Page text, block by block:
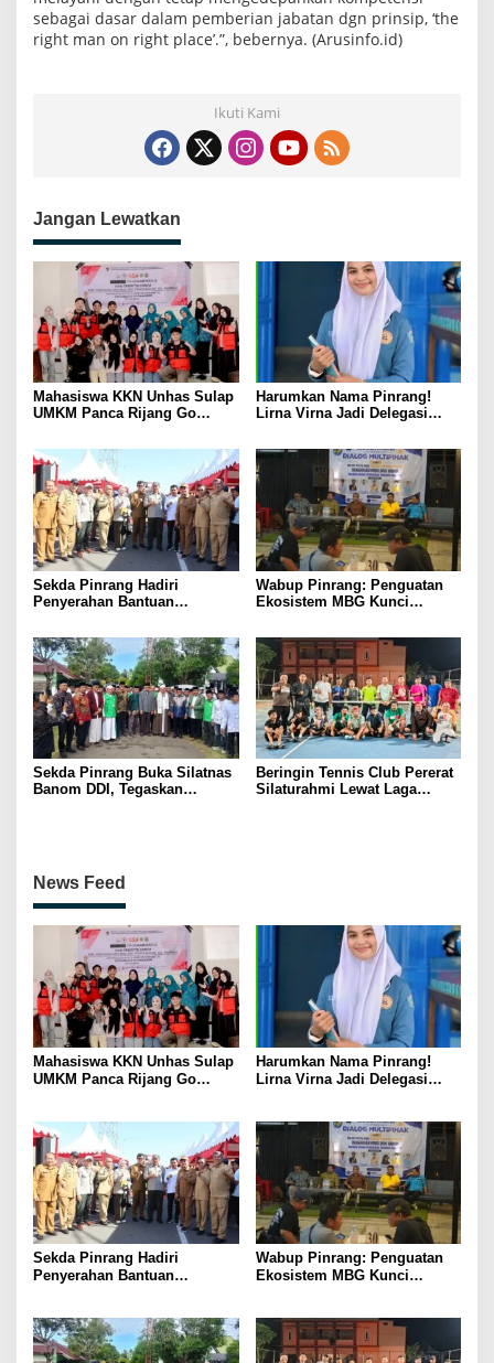
sebagai dasar dalam pemberian jabatan dgn prinsip, ‘the
right man on right place’.”, bebernya. (Arusinfo.id)
Ikuti Kami
Jangan Lewatkan
Mahasiswa KKN Unhas Sulap
UMKM Panca Rijang Go
Antusias Ikuti Pelatihan
Harumkan Nama Pinrang!
Lirna Virna Jadi Delegasi
Indonesia 2026
Sekda Pinrang Hadiri
Penyerahan Bantuan
Dukung Swasembada Pangan
Wabup Pinrang: Penguatan
Ekosistem MBG Kunci
Kerakyatan
Sekda Pinrang Buka Silatnas
Banom DDI, Tegaskan
Beringin Tennis Club Pererat
Silaturahmi Lewat Laga
News Feed
Mahasiswa KKN Unhas Sulap
UMKM Panca Rijang Go
Harumkan Nama Pinrang!
Lirna Virna Jadi Delegasi
Sekda Pinrang Hadiri
Penyerahan Bantuan
Wabup Pinrang: Penguatan
Ekosistem MBG Kunci